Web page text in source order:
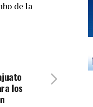
de la
los